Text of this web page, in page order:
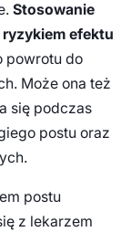
Stosowanie
efektu
powrotu do
Może ona też
się podczas
postu oraz
postu
z lekarzem